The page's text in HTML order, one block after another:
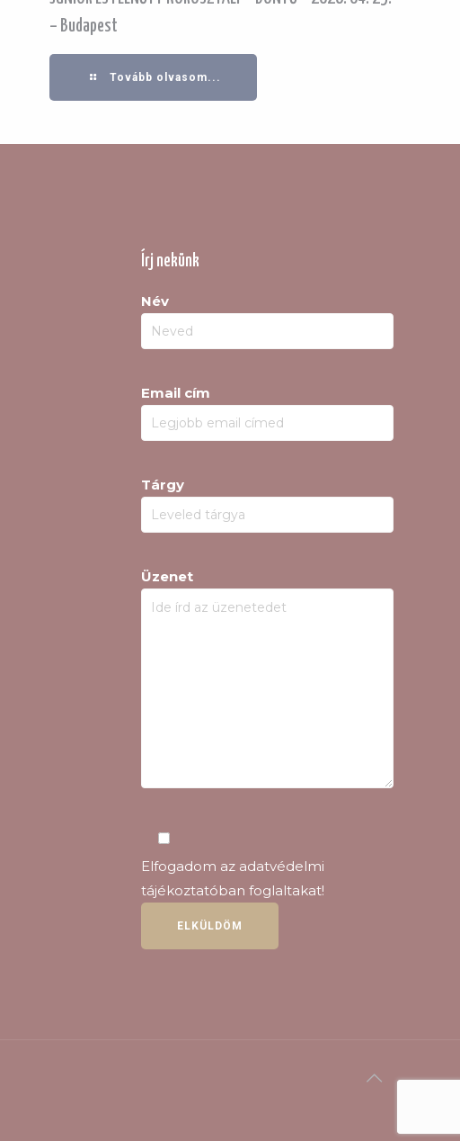
– Budapest
Tovább olvasom...
Írj nekünk
Név
Email cím
Tárgy
Üzenet
Elfogadom az adatvédelmi
tájékoztatóban foglaltakat!